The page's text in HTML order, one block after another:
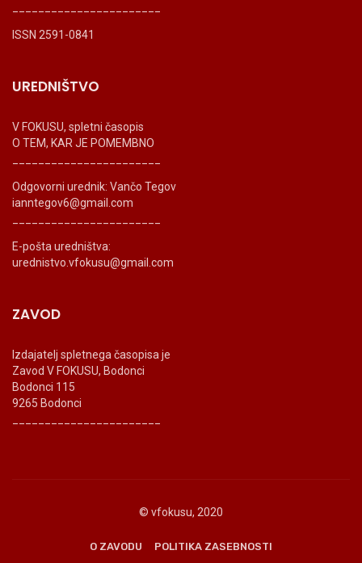
ISSN 2591-0841
UREDNIŠTVO
V FOKUSU, spletni časopis
O TEM, KAR JE POMEMBNO
Odgovorni urednik: Vančo Tegov
ianntegov6@gmail.com
E-pošta uredništva:
urednistvo.vfokusu@gmail.com
ZAVOD
Izdajatelj spletnega časopisa je
Zavod V FOKUSU, Bodonci
Bodonci 115
9265 Bodonci
© vfokusu, 2020
O ZAVODU POLITIKA ZASEBNOSTI